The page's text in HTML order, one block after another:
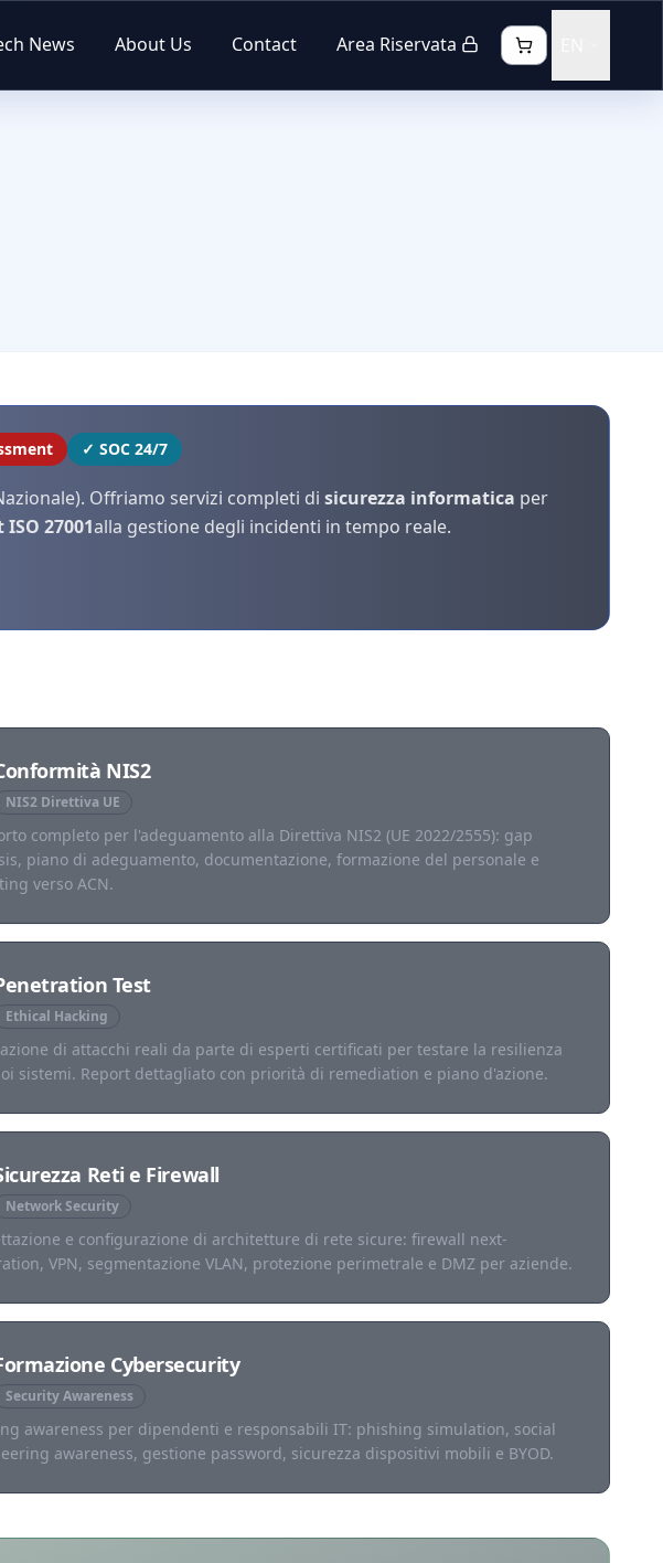
News About Us Contact Area Riservata
✓ SOC 24/7
Offriamo servizi completi di sicurezza informatica per
27001alla gestione degli incidenti in tempo reale.
NIS2
NIS2 Direttiva UE
completo per l'adeguamento alla Direttiva NIS2 (UE 2022/2555): gap
piano di adeguamento, documentazione, formazione del personale e
verso ACN.
Test
Ethical Hacking
di attacchi reali da parte di esperti certificati per testare la resilienza
sistemi. Report dettagliato con priorità di remediation e piano d'azione.
Reti e Firewall
Network Security
e configurazione di architetture di rete sicure: firewall next-
VPN, segmentazione VLAN, protezione perimetrale e DMZ per aziende.
Cybersecurity
Security Awareness
awareness per dipendenti e responsabili IT: phishing simulation, social
awareness, gestione password, sicurezza dispositivi mobili e BYOD.